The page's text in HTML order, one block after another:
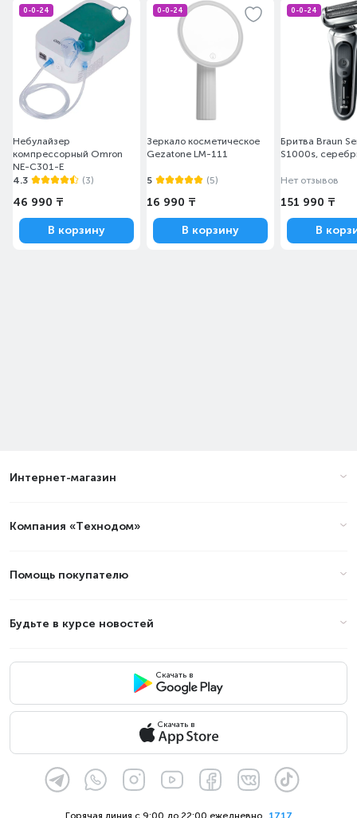
0-0-24
Небулайзер
компрессорный Omron
NE-C301-E
4.3
(3)
46 990 ₸
В корзину
0-0-24
Зеркало косметическое
Gezatone LM-111
5 (5)
16 990 ₸
В корзину
0-0-24
Бритва Braun
S1000s,
Нет отзывов
151 990 ₸
В
Интернет-магазин
Компания «Технодом»
Помощь покупателю
Будьте в курсе новостей
Скачать в
Скачать в
1717
Горячая линия с 9:00 до 22:00 ежедневно